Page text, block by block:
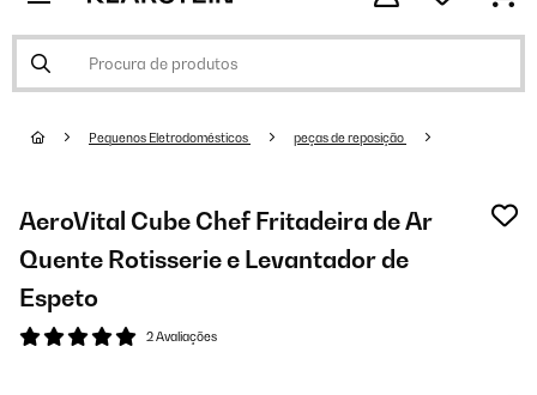
Pequenos Eletrodomésticos peças de reposição
AeroVital Cube Chef Fritadeira de Ar
Quente Rotisserie e Levantador de
Espeto
2 Avaliações